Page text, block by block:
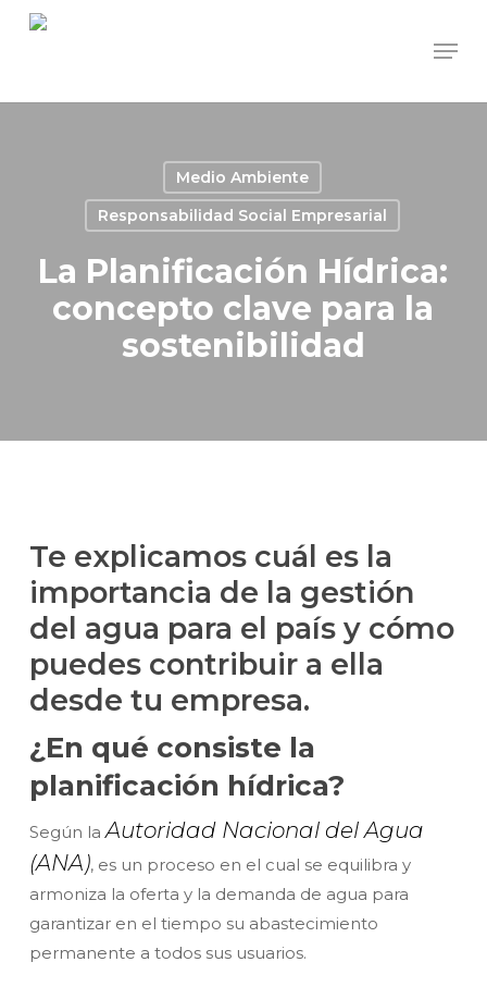
Skip
content
Medio Ambiente
Responsabilidad Social Empresarial
La Planificación Hídrica:
concepto clave para la
sostenibilidad
Te explicamos cuál es la
importancia de la gestión
del agua para el país y cómo
puedes contribuir a ella
desde tu empresa.
¿En qué consiste la
planificación hídrica?
Según laAutoridad Nacional del Agua
(ANA), es un proceso en el cual se equilibra y
armoniza la oferta y la demanda de agua para
garantizar en el tiempo su abastecimiento
permanente a todos sus usuarios.